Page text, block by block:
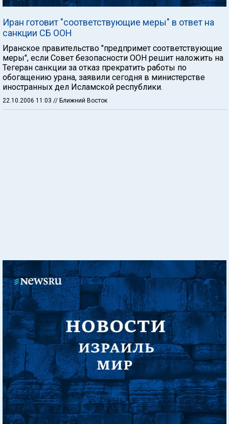
Иран готовит "соответствующие меры" в ответ на
санкции СБ ООН
Иранское правительство "предпримет соответствующие
меры", если Совет безопасности ООН решит наложить на
Тегеран санкции за отказ прекратить работы по
обогащению урана, заявили сегодня в министерстве
иностранных дел Исламской республики.
22.10.2006 11:03 // Ближний Восток